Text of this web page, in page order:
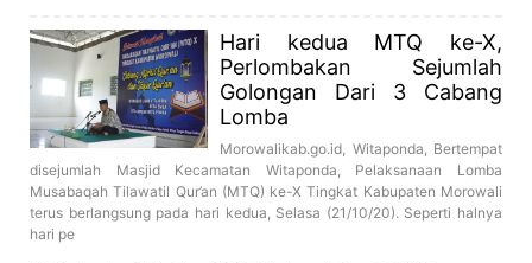
Hari kedua MTQ ke-X,
Perlombakan Sejumlah
Golongan Dari 3 Cabang
Lomba
Morowalikab.go.id, Witaponda, Bertempat
disejumlah Masjid Kecamatan Witaponda, Pelaksanaan Lomba
Musabaqah Tilawatil Qur’an (MTQ) ke-X Tingkat Kabupaten Morowali
terus berlangsung pada hari kedua, Selasa (21/10/20). Seperti halnya
hari pe